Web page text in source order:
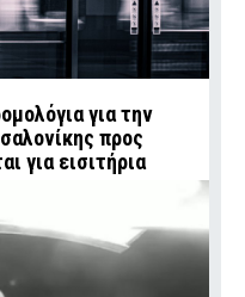
για την
προς
για εισιτήρια